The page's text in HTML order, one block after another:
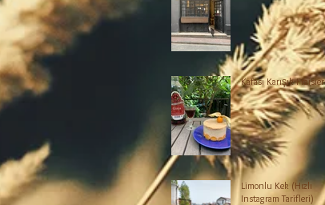
Kafası Karışık Fraisier
Limonlu Kek (Hızlı
Instagram Tarifleri)